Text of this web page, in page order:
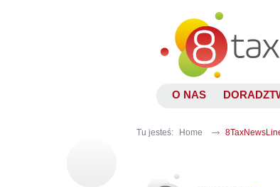
O NAS
Tu jesteś: Home